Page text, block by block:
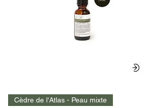
Cèdre de l'Atlas - Peau mixte